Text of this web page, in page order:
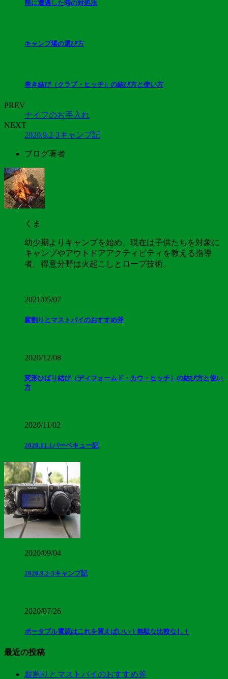
熊に遭遇した時の対処法
キャンプ場の選び方
巻き結び（クラブ・ヒッチ）の結び方と使い方
PREV
ナイフのお手入れ
NEXT
2020.9.2-3キャンプ記
ブログ著者
くま
幼少期よりキャンプを始め、現在は子供たちを対象に
キャンプやアウトドアアクティビティを教える指導
者。得意分野は火起こしとロープ技術。
2021/05/07
薪割りとマストバイのおすすめ斧
2020/12/08
変形ひばり結び（ディフォームド・カウ・ヒッチ）の結び方と使い
方
2020/11/02
2020.11.1バーベキュー記
2020/09/04
2020.9.2-3キャンプ記
2020/07/26
ポータブル電源はこれを買えばいい！無駄な比較なし！
最近の投稿
薪割りとマストバイのおすすめ斧